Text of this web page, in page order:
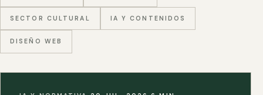
SECTOR CULTURAL IA Y CONTENIDOS
DISEÑO WEB